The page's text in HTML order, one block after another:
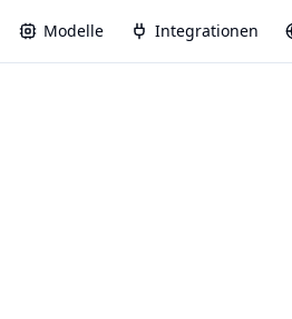
Modelle Integrationen